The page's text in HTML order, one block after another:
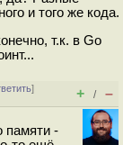
и того же кода.
т.к. в Go
]
+ / –
памяти -